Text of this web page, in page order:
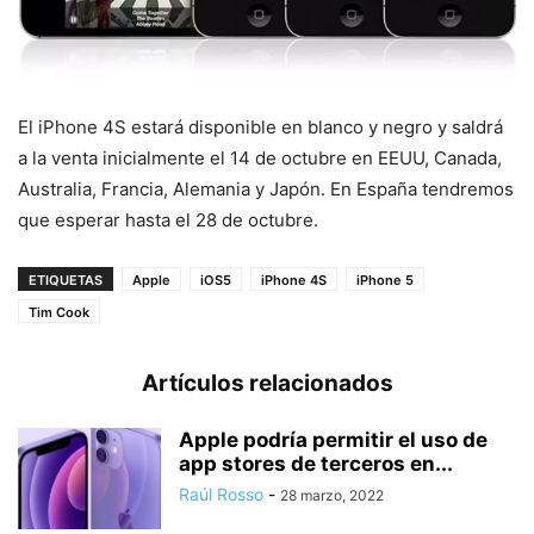
El iPhone 4S estará disponible en blanco y negro y saldrá
a la venta inicialmente el 14 de octubre en EEUU, Canada,
Australia, Francia, Alemania y Japón. En España tendremos
que esperar hasta el 28 de octubre.
ETIQUETAS Apple iOS5 iPhone 4S
iPhone 5
Tim Cook
Artículos relacionados
Apple podría permitir el uso de
app stores de terceros en...
Raúl Rosso - 28 marzo, 2022